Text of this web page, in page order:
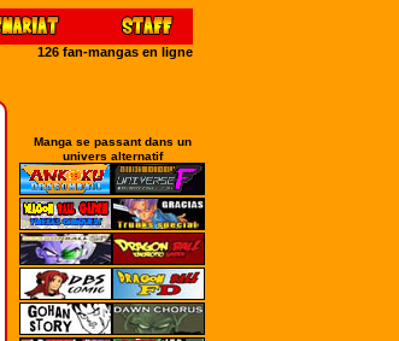
126 fan-mangas en ligne
Manga se passant dans un
univers alternatif